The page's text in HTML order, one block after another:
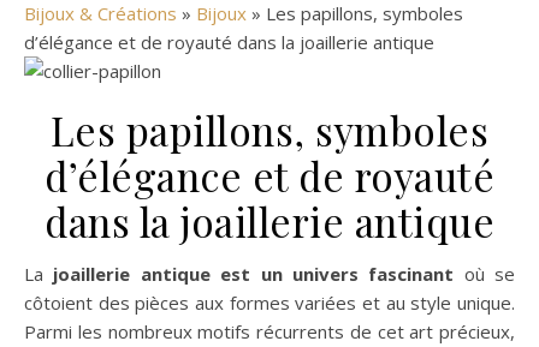
Bijoux & Créations » Bijoux » Les papillons, symboles
d’élégance et de royauté dans la joaillerie antique
Les papillons, symboles
d’élégance et de royauté
dans la joaillerie antique
La joaillerie antique est un univers fascinant où se
côtoient des pièces aux formes variées et au style unique.
Parmi les nombreux motifs récurrents de cet art précieux,